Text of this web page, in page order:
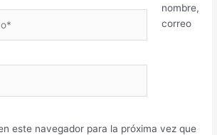
nombre,
correo
este navegador para la próxima vez que